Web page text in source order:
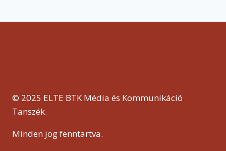
© 2025 ELTE BTK Média és Kommunikáció
Tanszék.
Minden jog fenntartva.